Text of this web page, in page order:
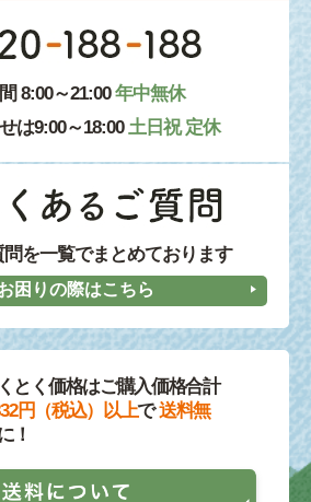
8:00～21:00年中無休
は9:00～18:00 土日祝 定休
問を一覧でまとめております
困りの際はこちら
とく価格はご購入価格合計
円（税込）以上で送料無
！